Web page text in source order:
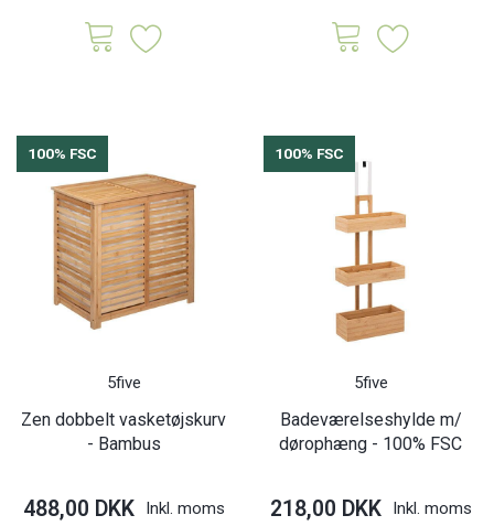
100% FSC
5five
Zen dobbelt vasketøjskurv
- Bambus
488,00 DKK Inkl. moms
100% FSC
5five
Badeværelseshylde m/
dørophæng - 100% FSC
218,00 DKK Inkl. moms